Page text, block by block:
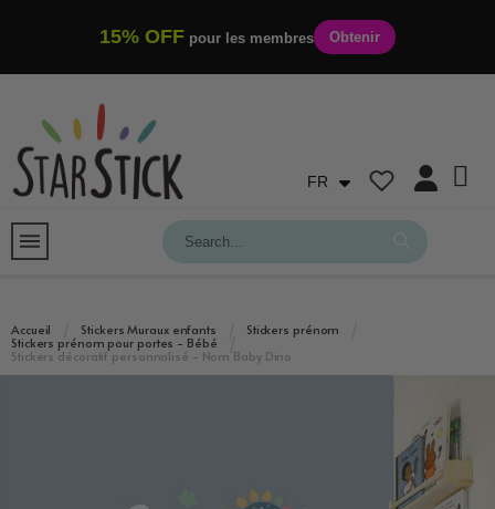
15% OFF pour les membres Obtenir
FR
Accueil Stickers Muraux enfants
Stickers prénom
Stickers prénom pour portes - Bébé
Stickers décoratif personnalisé - Nom Baby Dino